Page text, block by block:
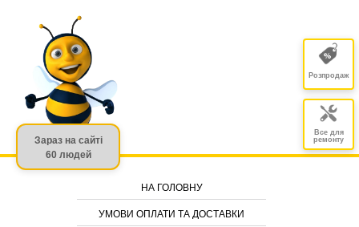
Розпродаж
Все для
ремонту
НА ГОЛОВНУ
УМОВИ ОПЛАТИ ТА ДОСТАВКИ
Зараз на сайті
60 людей